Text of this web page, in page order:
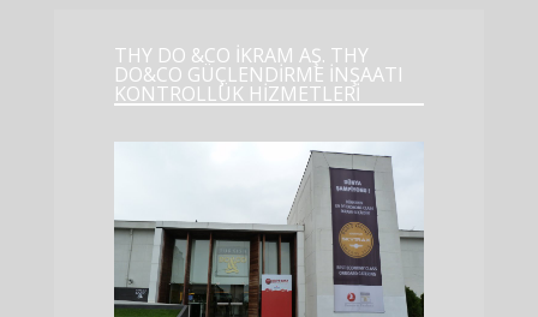
THY DO &CO İKRAM AŞ. THY
DO&CO GÜÇLENDİRME İNŞAATI
KONTROLLÜK HİZMETLERİ